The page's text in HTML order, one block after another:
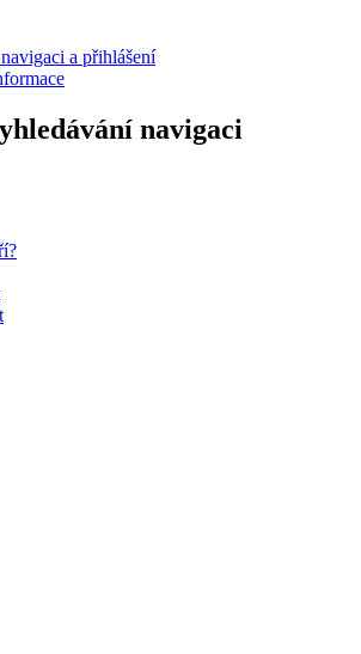
a přihlášení
navigaci